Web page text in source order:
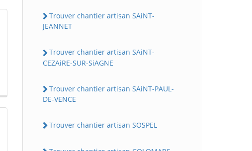
Trouver chantier artisan SAiNT-
JEANNET
Trouver chantier artisan SAiNT-
CEZAiRE-SUR-SiAGNE
Trouver chantier artisan SAiNT-PAUL-
DE-VENCE
Trouver chantier artisan SOSPEL